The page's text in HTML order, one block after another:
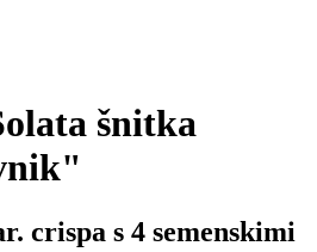
šnitka
crispa s 4 semenskimi